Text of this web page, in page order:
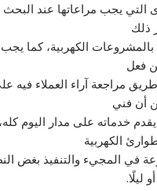
التي يجب مراعاتها عند
ذلك
الكهربية، كما
فعل
مراجعة آراء العملاء فيه
أن فني
خدماته على مدار اليوم
الكهربية
في المجيء والتنفيذ بغض
ليلًا.